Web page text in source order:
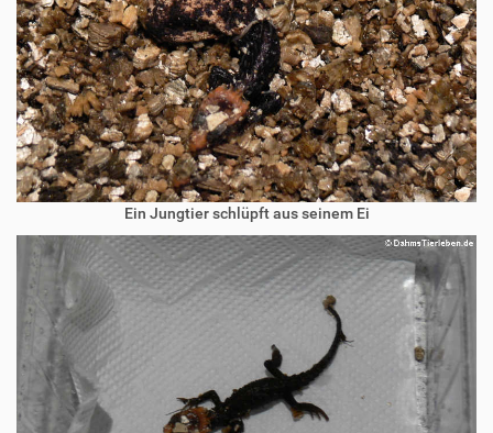
Ein Jungtier schlüpft aus seinem Ei